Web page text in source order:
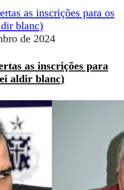
de 2024
as inscrições para
aldir blanc)